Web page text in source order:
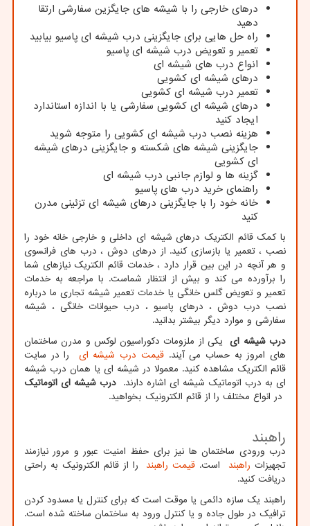
درهای خارجی را با شیشه های جایگزین سفارشی ارتقا
دهید
راه حل هایی برای جایگزینی درب شیشه ای پاسیو بیابید
تعمیر و تعویض درب شیشه ای پاسیو
انواع درب های شیشه ای
درهای شیشه ای کشویی
تعمیر درب شیشه ای کشویی
درهای شیشه ای کشویی سفارشی یا با اندازه استاندارد
ایجاد کنید
هزینه نصب درب شیشه ای کشویی را متوجه شوید
جایگزینی شیشه های شکسته و جایگزینی درهای شیشه
ای کشویی
گزینه ها و لوازم جانبی درب شیشه ای
راهنمای خرید درب های پاسیو
خانه خود را با جایگزینی درهای شیشه ای تزئینی مدرن
کنید
با کمک قائم الکتریک درهای شیشه ای داخلی و خارجی خانه خود را
نصب ، تعمیر یا بازسازی کنید. از درهای دوش ، درب های فرانسوی
و هر آنچه در این بین قرار دارد ، خدمات قائم الکتریک نیازهای شما
را برآورده می کند و بیش از انتظار شماست. با مراجعه به خدمات
تعمیر و تعویض گلس خانگی یا خدمات تعمیر شیشه تجاری ما درباره
نصب درب دوش ، درهای پاسیو ، درب حیوانات خانگی ، شیشه
سفارشی و موارد دیگر بیشتر بدانید.
درب شیشه اییکی از ملزومات دکوراسیون لوکس و مدرن ساختمان
های امروز به حساب می آیند.قیمت درب شیشه ای را در سایت
قائم الکتریک مشاهده کنید. معمولا در شیشه ای یا همان درب شیشه
ای به درب اتوماتیک شیشه ای اشاره دارند. درب شیشه ای اتوماتیک
در انواع مختلف را از قائم الکترونیک بخواهید.
راهبند
درب ورودی ساختمان ها نیز برای حفظ امنیت عبور و مرور نیازمند
تجهیزات راهبند است. قیمت راهبند را از قائم الکترونیک به راحتی
دریافت کنید.
راهبند یک سازه دائمی یا موقت است که برای کنترل یا مسدود کردن
ترافیک در طول جاده و یا کنترل ورود به ساختمان ساخته شده است.